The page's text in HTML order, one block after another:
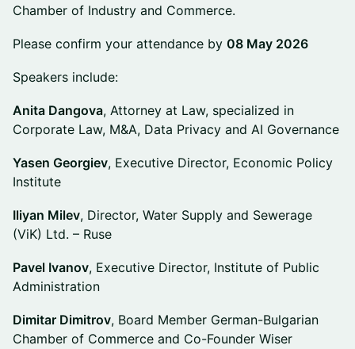
Chamber of Industry and Commerce.
Please confirm your attendance by 08 May 2026
Speakers include:
Anita Dangova, Attorney at Law, specialized in
Corporate Law, M&A, Data Privacy and AI Governance
Yasen Georgiev, Executive Director, Economic Policy
Institute
Iliyan Milev, Director, Water Supply and Sewerage
(ViK) Ltd. – Ruse
Pavel Ivanov, Executive Director, Institute of Public
Administration
Dimitar Dimitrov, Board Member German-Bulgarian
Chamber of Commerce and Co-Founder Wiser